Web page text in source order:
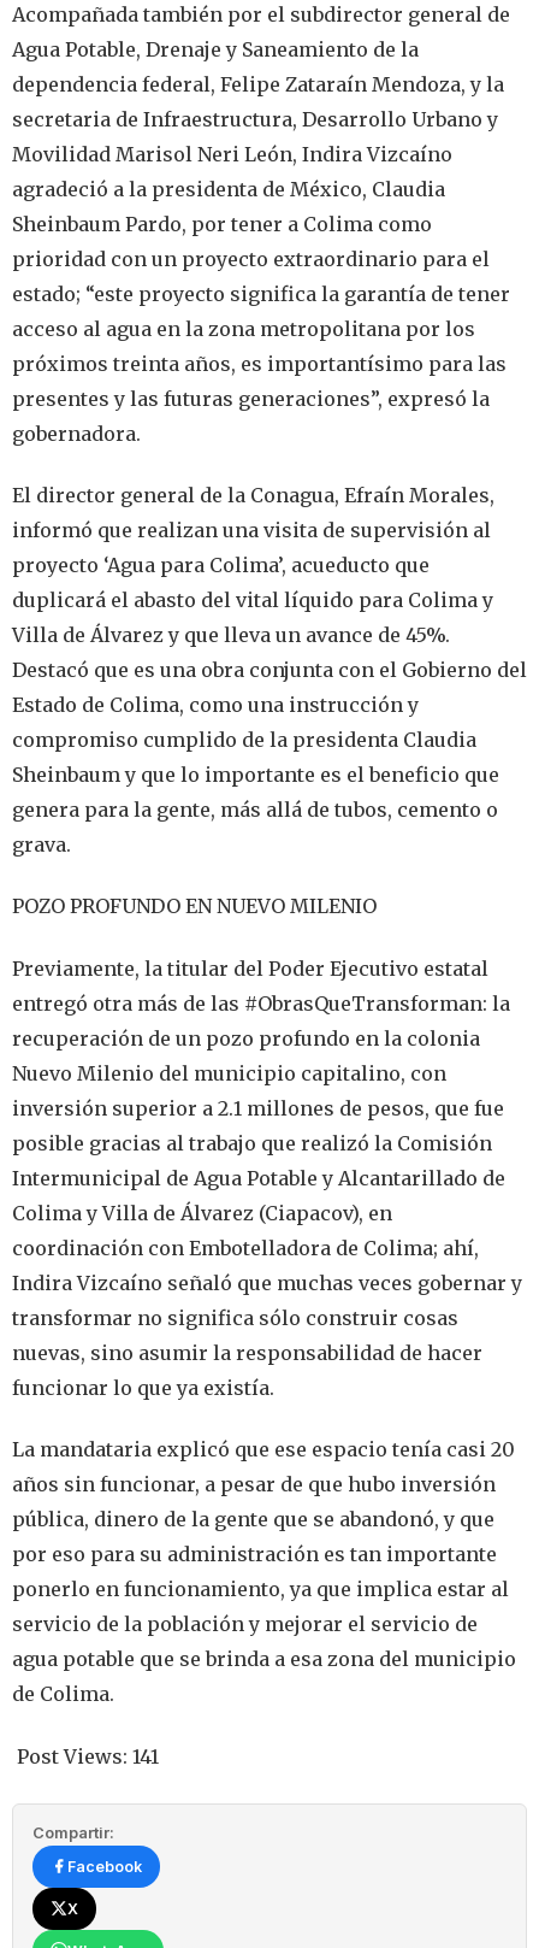
Acompañada también por el subdirector general de
Agua Potable, Drenaje y Saneamiento de la
dependencia federal, Felipe Zataraín Mendoza, y la
secretaria de Infraestructura, Desarrollo Urbano y
Movilidad Marisol Neri León, Indira Vizcaíno
agradeció a la presidenta de México, Claudia
Sheinbaum Pardo, por tener a Colima como
prioridad con un proyecto extraordinario para el
estado; “este proyecto significa la garantía de tener
acceso al agua en la zona metropolitana por los
próximos treinta años, es importantísimo para las
presentes y las futuras generaciones”, expresó la
gobernadora.
El director general de la Conagua, Efraín Morales,
informó que realizan una visita de supervisión al
proyecto ‘Agua para Colima’, acueducto que
duplicará el abasto del vital líquido para Colima y
Villa de Álvarez y que lleva un avance de 45%.
Destacó que es una obra conjunta con el Gobierno del
Estado de Colima, como una instrucción y
compromiso cumplido de la presidenta Claudia
Sheinbaum y que lo importante es el beneficio que
genera para la gente, más allá de tubos, cemento o
grava.
POZO PROFUNDO EN NUEVO MILENIO
Previamente, la titular del Poder Ejecutivo estatal
entregó otra más de las #ObrasQueTransforman: la
recuperación de un pozo profundo en la colonia
Nuevo Milenio del municipio capitalino, con
inversión superior a 2.1 millones de pesos, que fue
posible gracias al trabajo que realizó la Comisión
Intermunicipal de Agua Potable y Alcantarillado de
Colima y Villa de Álvarez (Ciapacov), en
coordinación con Embotelladora de Colima; ahí,
Indira Vizcaíno señaló que muchas veces gobernar y
transformar no significa sólo construir cosas
nuevas, sino asumir la responsabilidad de hacer
funcionar lo que ya existía.
La mandataria explicó que ese espacio tenía casi 20
años sin funcionar, a pesar de que hubo inversión
pública, dinero de la gente que se abandonó, y que
por eso para su administración es tan importante
ponerlo en funcionamiento, ya que implica estar al
servicio de la población y mejorar el servicio de
agua potable que se brinda a esa zona del municipio
de Colima.
Post Views: 141
Compartir:
Facebook
X